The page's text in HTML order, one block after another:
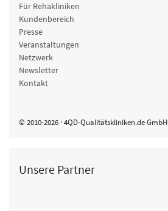
Für Rehakliniken
Kundenbereich
Presse
Veranstaltungen
Netzwerk
Newsletter
Kontakt
© 2010-2026 · 4QD-Qualitätskliniken.de GmbH
Unsere Partner